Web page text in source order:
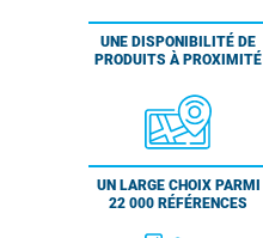
UNE DISPONIBILITÉ DE
PRODUITS À PROXIMITÉ
UN LARGE CHOIX PARMI
22 000 RÉFÉRENCES